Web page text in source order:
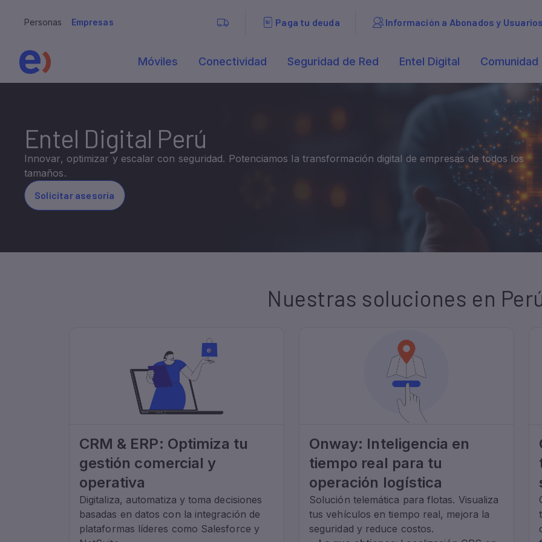
Entel Digital Perú
Innovar, optimizar y escalar con seguridad. Potenciamos la transformación digital de empresas de todos los
tamaños.
Nuestras soluciones en